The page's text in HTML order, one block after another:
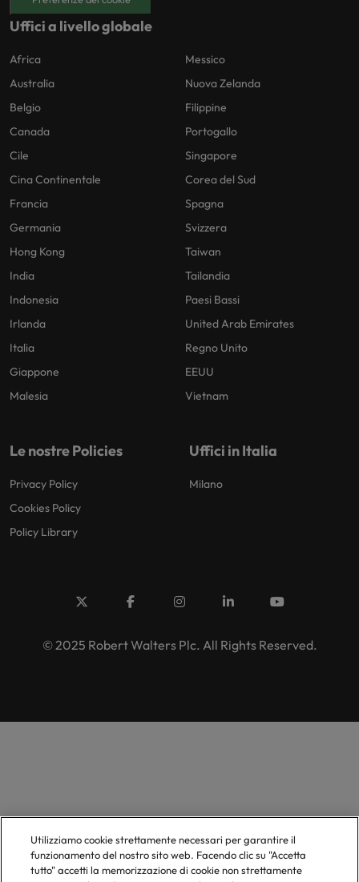
Uffici a livello globale
Africa
Australia
Belgio
Canada
Cile
Cina Continentale
Francia
Germania
Hong Kong
India
Indonesia
Irlanda
Italia
Giappone
Malesia
Messico
Nuova Zelanda
Filippine
Portogallo
Singapore
Corea del Sud
Spagna
Svizzera
Taiwan
Tailandia
Paesi Bassi
United Arab Emirates
Regno Unito
EEUU
Vietnam
Le nostre Policies
Privacy Policy
Cookies Policy
Policy Library
Uffici in Italia
Milano
© 2025 Robert Walters Plc. All Rights Reserved.
Utilizziamo cookie strettamente necessari per garantire il
funzionamento del nostro sito web. Facendo clic su "Accetta
tutto" accetti la memorizzazione di cookie non strettamente